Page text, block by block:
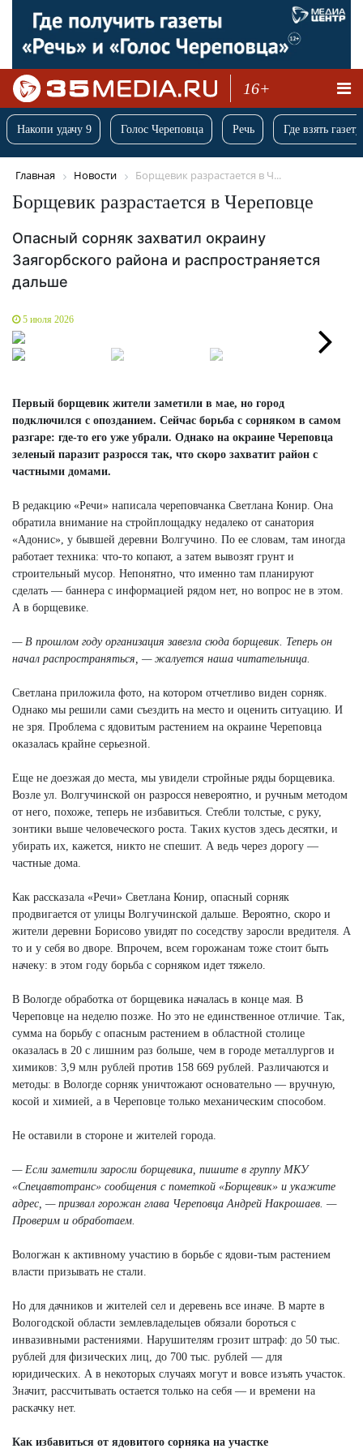
16+
Накопи удачу 9 Голос Череповца Речь Где взять
Главная Новости Борщевик разрастается в Ч...
Борщевик разрастается в Череповце
Опасный сорняк захватил окраину
Заягорбского района и распространяется
дальше
5 июля 2026
Первый борщевик жители заметили в мае, но город
подключился с опозданием. Сейчас борьба с сорняком в самом
разгаре: где-то его уже убрали. Однако на окраине Череповца
зеленый паразит разросся так, что скоро захватит район с
частными домами.
В редакцию «Речи» написала череповчанка Светлана Конир. Она
обратила внимание на стройплощадку недалеко от санатория
«Адонис», у бывшей деревни Волгучино. По ее словам, там иногда
работает техника: что-то копают, а затем вывозят грунт и
строительный мусор. Непонятно, что именно там планируют
сделать — баннера с информацией рядом нет, но вопрос не в этом.
А в борщевике.
— В прошлом году организация завезла сюда борщевик. Теперь он
начал распространяться, — жалуется наша читательница.
Светлана приложила фото, на котором отчетливо виден сорняк.
Однако мы решили сами съездить на место и оценить ситуацию. И
не зря. Проблема с ядовитым растением на окраине Череповца
оказалась крайне серьезной.
Еще не доезжая до места, мы увидели стройные ряды борщевика.
Возле ул. Волгучинской он разросся невероятно, и ручным методом
от него, похоже, теперь не избавиться. Стебли толстые, с руку,
зонтики выше человеческого роста. Таких кустов здесь десятки, и
убирать их, кажется, никто не спешит. А ведь через дорогу —
частные дома.
Как рассказала «Речи» Светлана Конир, опасный сорняк
продвигается от улицы Волгучинской дальше. Вероятно, скоро и
жители деревни Борисово увидят по соседству заросли вредителя. А
то и у себя во дворе. Впрочем, всем горожанам тоже стоит быть
начеку: в этом году борьба с сорняком идет тяжело.
В Вологде обработка от борщевика началась в конце мая. В
Череповце на неделю позже. Но это не единственное отличие. Так,
сумма на борьбу с опасным растением в областной столице
оказалась в 20 с лишним раз больше, чем в городе металлургов и
химиков: 3,9 млн рублей против 158 669 рублей. Различаются и
методы: в Вологде сорняк уничтожают основательно — вручную,
косой и химией, а в Череповце только механическим способом.
Не оставили в стороне и жителей города.
— Если заметили заросли борщевика, пишите в группу МКУ
«Спецавтотранс» сообщения с пометкой «Борщевик» и укажите
адрес, — призвал горожан глава Череповца Андрей Накрошаев. —
Проверим и обработаем.
Вологжан к активному участию в борьбе с ядови-тым растением
власти призывать не стали.
Но для дачников и жителей сел и деревень все иначе. В марте в
Вологодской области землевладельцев обязали бороться с
инвазивными растениями. Нарушителям грозит штраф: до 50 тыс.
рублей для физических лиц, до 700 тыс. рублей — для
юридических. А в некоторых случаях могут и вовсе изъять участок.
Значит, рассчитывать остается только на себя — и времени на
раскачку нет.
Как избавиться от ядовитого сорняка на участке